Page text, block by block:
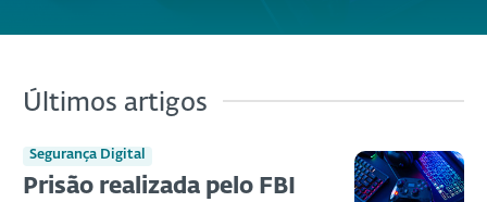
Últimos artigos
Segurança Digital
Prisão realizada pelo FBI